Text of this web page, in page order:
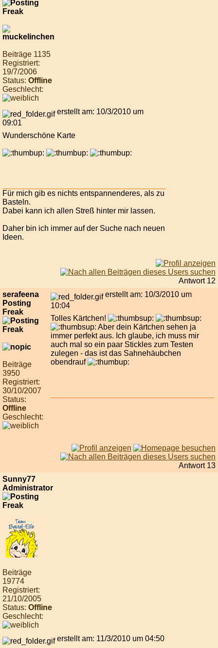
Beiträge 1135
Registriert:
19/7/2006
Status: Offline
Geschlecht:
erstellt am: 10/3/2010 um
09:01
Wunderschöne Karte
Für mich gib es nichts entspannenderes, als zu
Basteln.
Dabei kann ich allen Streß hinter mir lassen.
Daher bin ich immer auf der Suche nach neuen
Ideen.
Antwort 12
serafeena
Posting
Freak
Beiträge
3950
Registriert:
30/10/2007
Status:
Offline
Geschlecht:
erstellt am: 10/3/2010 um
10:04
Tolles Kärtchen!
Aber dein Kärtchen sehen ja
immer perfekt aus. Ich glaube, ich muss mir
auch mal so ein paar Stickles zum Testen
zulegen - das ist das Sahnehäubchen
obendrauf
Antwort 13
Sunny77
Administrator
Beiträge
19774
Registriert:
21/10/2005
Status: Offline
Geschlecht:
erstellt am: 11/3/2010 um 04:50